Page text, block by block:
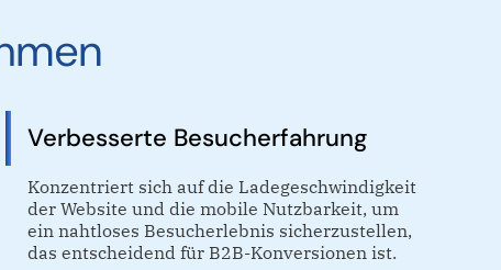
Verbesserte Besucherfahrung
Konzentriert sich auf die Ladegeschwindigkeit
der Website und die mobile Nutzbarkeit, um
ein nahtloses Besucherlebnis sicherzustellen,
das entscheidend für B2B-Konversionen ist.